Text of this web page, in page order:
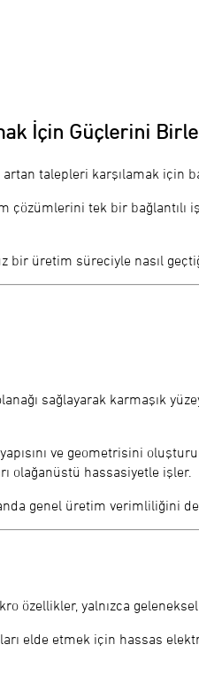
İçin Güçlerini
talepleri karşılamak için
çözümlerini tek bir bağlantılı
bir üretim süreciyle nasıl
sağlayarak karmaşık
ve geometrisini
olağanüstü hassasiyetle işler.
genel üretim verimliliğini de
yalnızca
elde etmek için hassas